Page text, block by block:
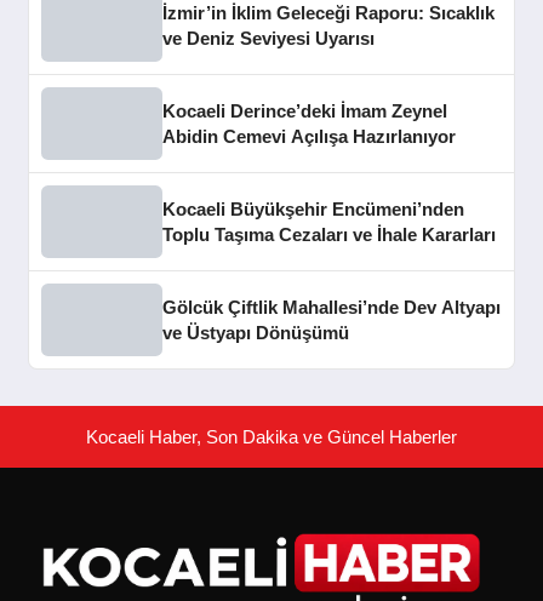
İzmir’in İklim Geleceği Raporu: Sıcaklık
ve Deniz Seviyesi Uyarısı
Kocaeli Derince’deki İmam Zeynel
Abidin Cemevi Açılışa Hazırlanıyor
Kocaeli Büyükşehir Encümeni’nden
Toplu Taşıma Cezaları ve İhale Kararları
Gölcük Çiftlik Mahallesi’nde Dev Altyapı
ve Üstyapı Dönüşümü
Kocaeli Haber, Son Dakika ve Güncel Haberler